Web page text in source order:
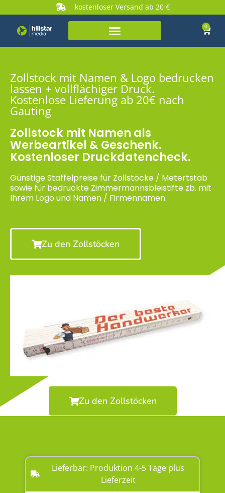
kostenloser Versand ab 20 €
0
Zollstock mit Namen & Logo bedrucken
lassen + vollflächiger Druck.
Kostenlose Lieferung ab 20€ nach
Gauting
Zollstock mit Namen als
Werbeartikel & Geschenk.
Kostenloser Druckdatencheck.
Günstige Staffelpreise für Zollstöcke / Metertstab
sowie für bedruckte Zimmermannsbleistifte zb. mit
Ihrem Logo und Namen / Firmennamen.
Zu den Zollstöcken
Zu den Zollstöcken
Lieferbar: Produktion 4-5 Tage plus
Lieferzeit